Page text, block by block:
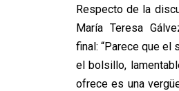
Respecto de la
María Teresa
final: “Parece que el
el bolsillo,
ofrece es una